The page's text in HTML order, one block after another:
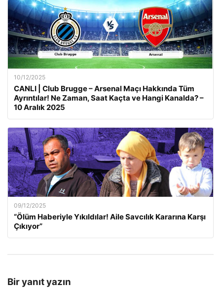
10/12/2025
CANLI | Club Brugge – Arsenal Maçı Hakkında Tüm
Ayrıntılar! Ne Zaman, Saat Kaçta ve Hangi Kanalda? –
10 Aralık 2025
09/12/2025
“Ölüm Haberiyle Yıkıldılar! Aile Savcılık Kararına Karşı
Çıkıyor”
Bir yanıt yazın